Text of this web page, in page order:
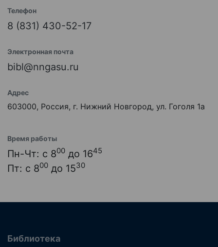
Телефон
8 (831) 430-52-17
Электронная почта
bibl@nngasu.ru
Адрес
603000, Россия, г. Нижний Новгород, ул. Гоголя 1а
Время работы
Пн-Чт: с 800 до 1645
Пт: с 800 до 1530
Библиотека